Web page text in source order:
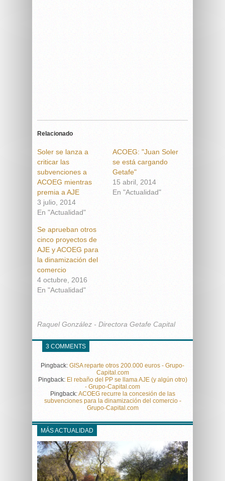
Relacionado
Soler se lanza a
criticar las
subvenciones a
ACOEG mientras
premia a AJE
3 julio, 2014
En "Actualidad"
ACOEG: "Juan Soler
se está cargando
Getafe"
15 abril, 2014
En "Actualidad"
Se aprueban otros
cinco proyectos de
AJE y ACOEG para
la dinamización del
comercio
4 octubre, 2016
En "Actualidad"
Raquel González - Directora Getafe Capital
3 COMMENTS
Pingback: GISA reparte otros 200.000 euros - Grupo-
Capital.com
Pingback: El rebaño del PP se llama AJE (y algún otro)
- Grupo-Capital.com
Pingback:ACOEG recurre la concesión de las
subvenciones para la dinamización del comercio -
Grupo-Capital.com
MÁS ACTUALIDAD